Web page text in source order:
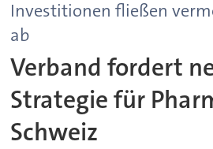
Investitionen fließen
ab
Verband fordert
Strategie für
Schweiz